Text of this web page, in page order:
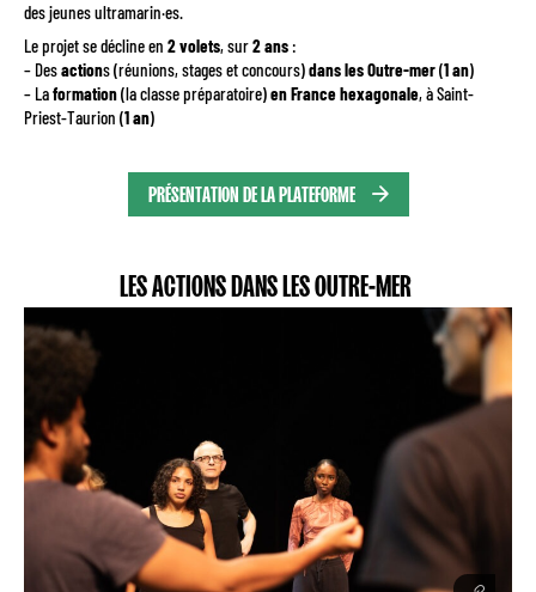
des jeunes ultramarin·es.
Le projet se décline en 2 volets, sur2 ans :
– Desactions (réunions, stages et concours)dans les Outre-mer(1 an)
– Laformation(la classe préparatoire)en France hexagonale, à Saint-
Priest-Taurion (1 an)
PRÉSENTATION DE LA PLATEFORME
LES ACTIONS DANS LES OUTRE-MER